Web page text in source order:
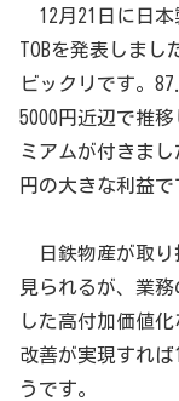
12月21日に日本
TOBを発表しまし
ビックリです。
5000円近辺で推
ミアムが付きま
円の大きな利益で
日鉄物産が取り
見られるが、業
した高付加価値
改善が実現すれ
うです。